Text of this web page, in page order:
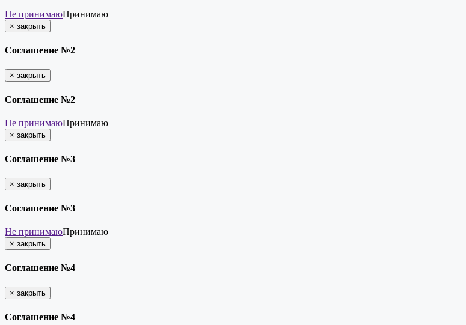
Не принимаюПринимаю
× закрыть
Соглашение №2
× закрыть
Соглашение №2
Не принимаюПринимаю
× закрыть
Соглашение №3
× закрыть
Соглашение №3
Не принимаюПринимаю
× закрыть
Соглашение №4
× закрыть
Соглашение №4